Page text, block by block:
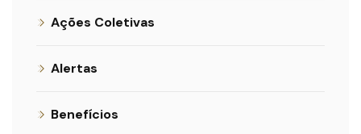
Ações Coletivas
Alertas
Benefícios